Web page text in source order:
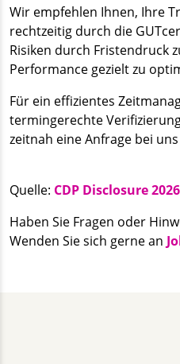
Wir empfehlen Ihnen, Ihre
rechtzeitig durch die
Risiken durch Fristendruck
Performance gezielt zu
Für ein effizientes
termingerechte
zeitnah eine Anfrage bei
Quelle: CDP Disclosure
Haben Sie Fragen oder
Wenden Sie sich gerne an